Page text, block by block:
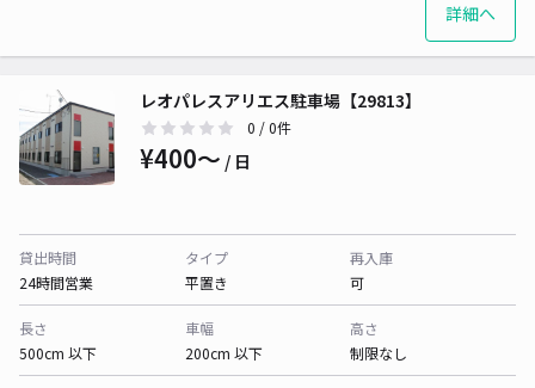
詳細へ
レオパレスアリエス駐車場【29813】
0 / 0件
¥400〜 / 日
貸出時間
24時間営業
タイプ
平置き
再入庫
可
長さ
500cm 以下
車幅
200cm 以下
高さ
制限なし